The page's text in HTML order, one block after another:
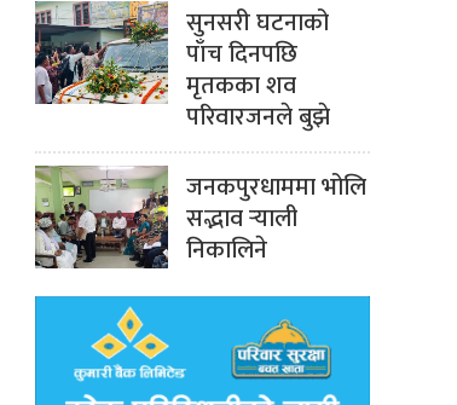
सुनसरी घटनाको
पाँच दिनपछि
मृतकका शव
परिवारजनले बुझे
जनकपुरधाममा भोलि
सद्भाव र्‍याली
निकालिने